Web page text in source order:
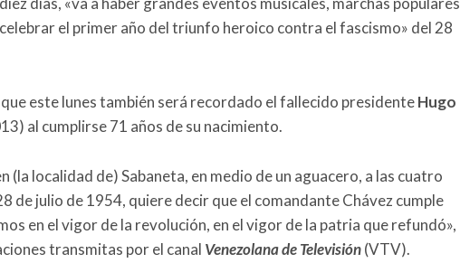
el primer año del triunfo heroico contra el fascismo» del 28
este lunes también será recordado el fallecido presidenteHugo
al cumplirse 71 años de su nacimiento.
(la localidad de) Sabaneta, en medio de un aguacero, a las cuatro
de julio de 1954, quiere decir que el comandante Chávez cumple
en el vigor de la revolución, en el vigor de la patria que refundó»,
transmitas por el canal Venezolana de Televisión(VTV).